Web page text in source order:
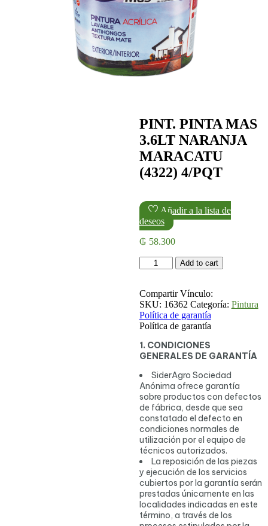
PINT. PINTA MAS
3.6LT NARANJA
MARACATU
(4322) 4/PQT
Añadir a la lista de
deseos
₲ 58.300
Add to cart
Compartir Vínculo:
SKU: 16362 Categoría: Pintura
Política de garantía
Política de garantía
1. CONDICIONES
GENERALES DE GARANTÍA
SiderAgro Sociedad
Anónima ofrece garantía
sobre productos con defectos
de fábrica, desde que sea
constatado el defecto en
condiciones normales de
utilización por el equipo de
técnicos autorizados.
La reposición de las piezas
y ejecución de los servicios
cubiertos por la garantía serán
prestadas únicamente en las
localidades indicadas en este
término, a través de los